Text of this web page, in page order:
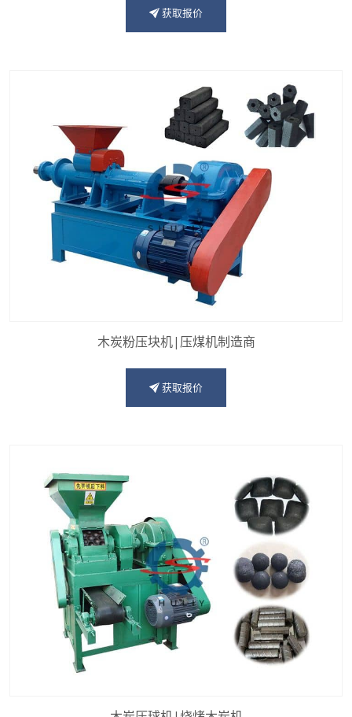
获取报价
木炭粉压块机|压煤机制造商
获取报价